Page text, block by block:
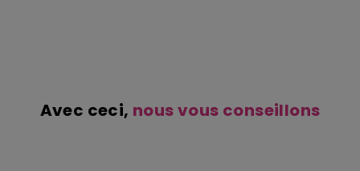
Avec ceci, nous vous conseillons